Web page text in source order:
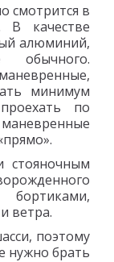
смотрится в
В качестве
алюминий,
обычного.
минимум
по
стояночным
ветра.
поэтому
нужно брать